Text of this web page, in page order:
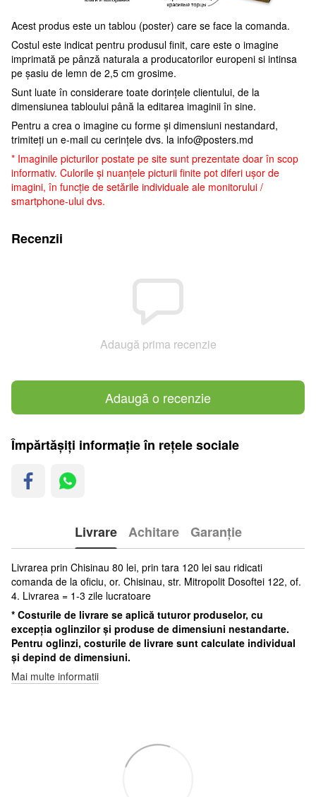
Acest produs este un tablou (poster) care se face la comanda.
Costul este indicat pentru produsul finit, care este o imagine
imprimată pe pânză naturala a producatorilor europeni si intinsa
pe șasiu de lemn de 2,5 cm grosime.
Sunt luate în considerare toate dorințele clientului, de la
dimensiunea tabloului până la editarea imaginii în sine.
Pentru a crea o imagine cu forme și dimensiuni nestandard,
trimiteți un e-mail cu cerințele dvs. la info@posters.md
* Imaginile picturilor postate pe site sunt prezentate doar în scop
informativ. Culorile și nuanțele picturii finite pot diferi ușor de
imagini, în funcție de setările individuale ale monitorului /
smartphone-ului dvs.
Recenzii
Adaugă prima recenzie
Adaugă o recenzie
Împărtășiți informație în rețele sociale
Livrare Achitare Garanție
Livrarea prin Chisinau 80 lei, prin tara 120 lei sau ridicati
comanda de la oficiu, or. Chisinau, str. Mitropolit Dosoftei 122, of.
4. Livrarea = 1-3 zile lucratoare
* Costurile de livrare se aplică tuturor produselor, cu
excepția oglinzilor și produse de dimensiuni nestandarte.
Pentru oglinzi, costurile de livrare sunt calculate individual
și depind de dimensiuni.
Mai multe informatii